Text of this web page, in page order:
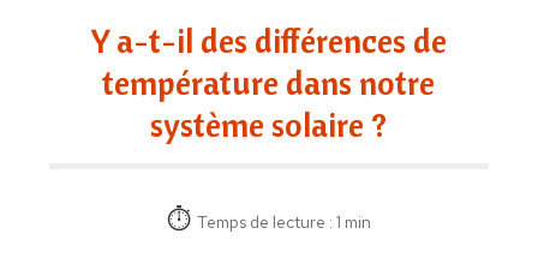
Y a-t-il des différences de
température dans notre
système solaire ?
Temps de lecture : 1 min